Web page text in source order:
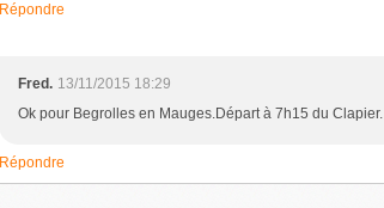
Répondre
Fred. 13/11/2015 18:29
Ok pour Begrolles en Mauges.Départ à 7h15 du Clapier.
Répondre